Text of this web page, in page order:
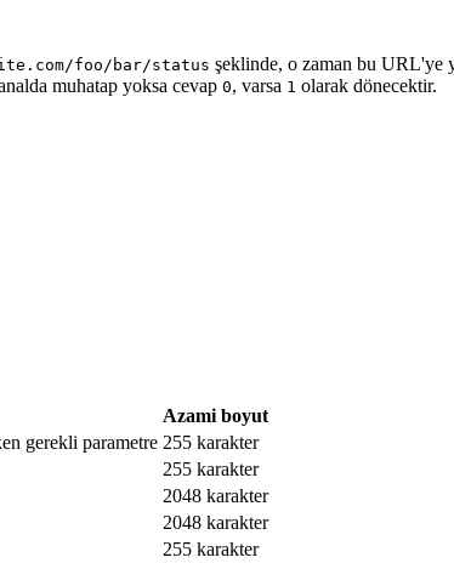
foo/bar/status şeklinde, o zaman bu URL'ye
muhatap yoksa cevap 0, varsa 1 olarak dönecektir.
Azami boyut
gerekli parametre 255 karakter
255 karakter
2048 karakter
2048 karakter
255 karakter